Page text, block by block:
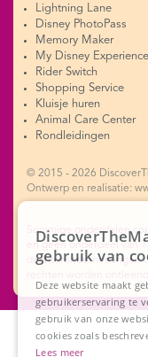
Lightning Lane
Disney PhotoPass
Memory Maker
My Disney Experience
Rider Switch
Shopping Service
Kluisje huren
Animal Care Center
Rondleidingen
© 2015 - 2026
Ontwerp en realisatie:
Sommige onderdelen
en geen onderdeel van
dochterondernemingen
rechten worden
gebruik van
Deze website maakt
gebruikerservaring te
gebruik van onze
cookies zoals
Lees meer